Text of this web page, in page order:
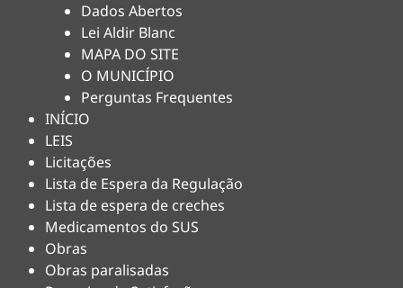
Dados Abertos
Lei Aldir Blanc
MAPA DO SITE
O MUNICÍPIO
Perguntas Frequentes
INÍCIO
LEIS
Licitações
Lista de Espera da Regulação
Lista de espera de creches
Medicamentos do SUS
Obras
Obras paralisadas